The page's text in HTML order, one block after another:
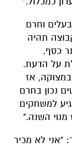
וחרם
תהיה
כסף.
על הדעת.
אז
נכון בחרם
למשחקים
מנוי השנה."
"אני לא מכיר